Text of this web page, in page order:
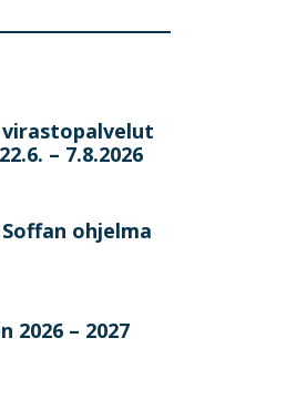
virastopalvelut
– 7.8.2026
ohjelma
2026 – 2027